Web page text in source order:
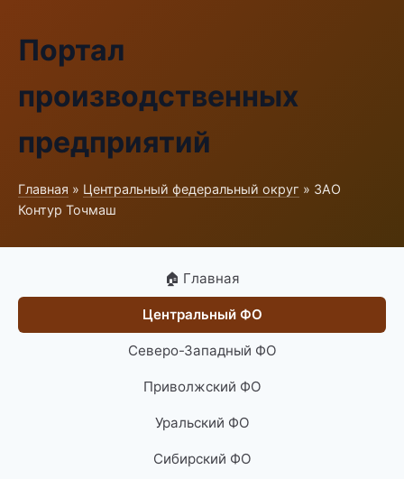
Портал
производственных
предприятий
Главная » Центральный федеральный округ » ЗАО
Контур Точмаш
🏠 Главная
Центральный ФО
Северо-Западный ФО
Приволжский ФО
Уральский ФО
Сибирский ФО